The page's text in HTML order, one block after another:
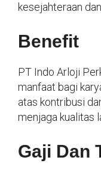
kesejahteraan
Benefit
PT Indo Arloji
manfaat bagi
atas kontribusi
menjaga kualitas
Gaji Dan